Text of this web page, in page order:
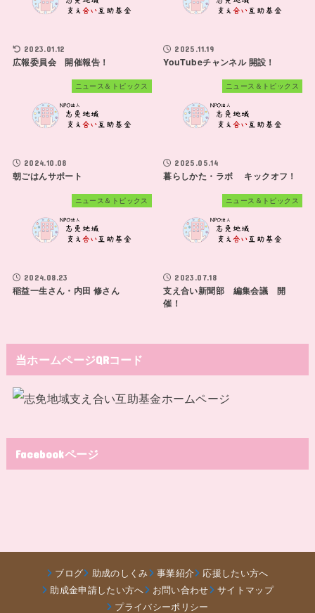
2023.01.12
広報委員会 開催報告！
2025.11.19
YouTubeチャンネル 開設！
ニュース＆トピックス
2024.10.08
朝ごはんサポート
ニュース＆トピックス
2025.05.14
暮らしかた・ラボ キックオフ！
ニュース＆トピックス
2024.08.23
稲益一生さん・内田 修さん
ニュース＆トピックス
2023.07.18
支え合い新聞部 編集会議 開
催！
当ホームページQRコード
Facebookページ
ブログ 助成のしくみ 事業紹介
応援したい方へ
助成金申請したい方へ
お問い合わせ
サイトマップ
プライバシーポリシー